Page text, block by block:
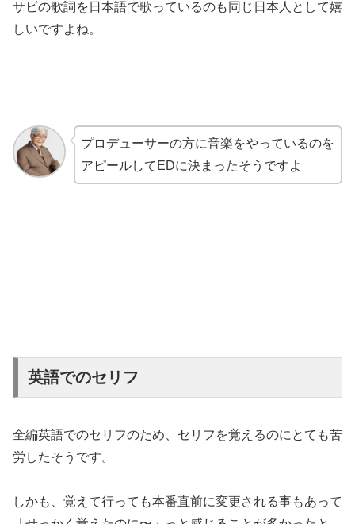
サビの歌詞を日本語で歌っているのも同じ日本人として嬉
しいですよね。
プロデューサーの方に音楽をやっているのを
アピールしてEDに決まったそうですよ
英語でのセリフ
全編英語でのセリフのため、セリフを覚えるのにとても苦
労したそうです。
しかも、覚えて行っても本番直前に変更される事もあって